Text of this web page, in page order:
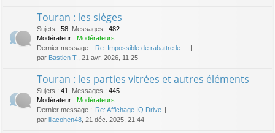
Touran : les sièges
Sujets : 58 Messages : 482
Modérateur : Modérateurs
Dernier message : Re: Impossible de rabattre le…
par Bastien T. , 21 avr. 2026, 11:25
Touran : les parties vitrées et autres éléments
Sujets : 41 Messages : 445
Modérateur : Modérateurs
Dernier message : Re: Affichage IQ Drive
par lilacohen48 , 21 déc. 2025, 21:44